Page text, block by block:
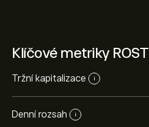
Klíčové metriky ROST
Tržní kapitalizace i
Denní rozsah i